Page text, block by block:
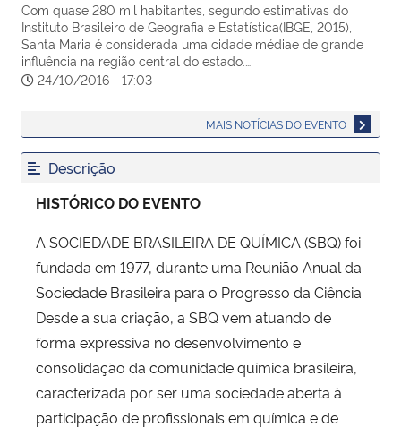
Com quase 280 mil habitantes, segundo estimativas do
Instituto Brasileiro de Geografia e Estatística(IBGE, 2015),
Santa Maria é considerada uma cidade médiae de grande
influência na região central do estado.…
24/10/2016 - 17:03
MAIS NOTÍCIAS DO EVENTO
Descrição
HISTÓRICO DO EVENTO
A SOCIEDADE BRASILEIRA DE QUÍMICA (SBQ) foi
fundada em 1977, durante uma Reunião Anual da
Sociedade Brasileira para o Progresso da Ciência.
Desde a sua criação, a SBQ vem atuando de
forma expressiva no desenvolvimento e
consolidação da comunidade química brasileira,
caracterizada por ser uma sociedade aberta à
participação de profissionais em química e de